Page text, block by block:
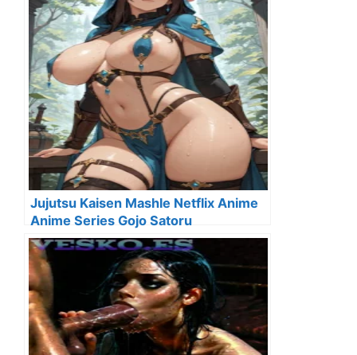
Jujutsu Kaisen Mashle Netflix Anime
Anime Series Gojo Satoru